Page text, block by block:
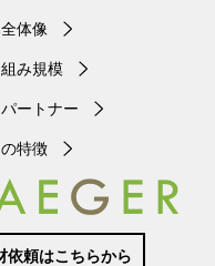
体像
み規模
ートナー
特徴
依頼はこちらから